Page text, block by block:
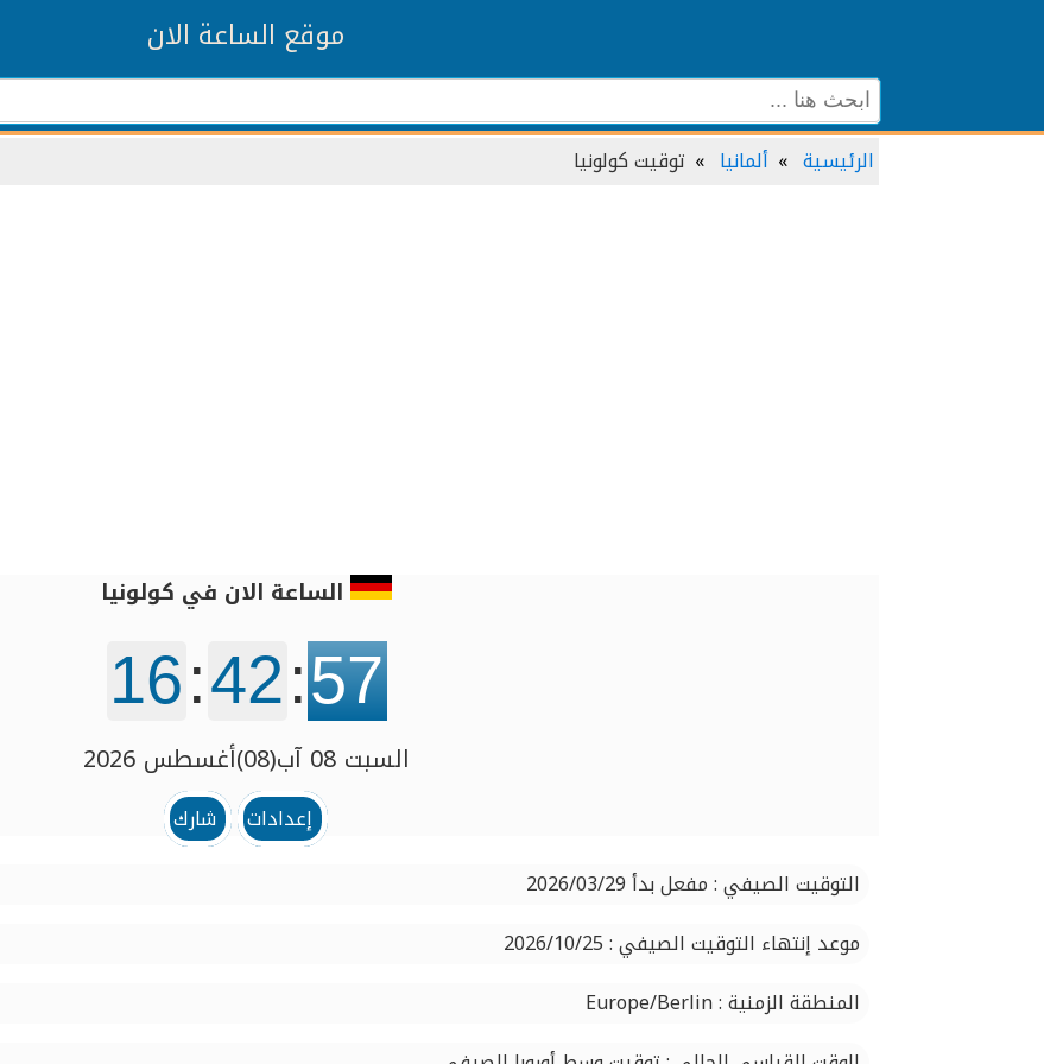
موقع الساعة الان
الرئيسية ألمانيا توقيت كولونيا
الساعة الان في كولونيا
16:42:57
السبت 08 آب(08)أغسطس 2026
إعدادات
شارك
التوقيت الصيفي : مفعل بدأ 2026/03/29
موعد إنتهاء التوقيت الصيفي : 2026/10/25
المنطقة الزمنية : Europe/Berlin